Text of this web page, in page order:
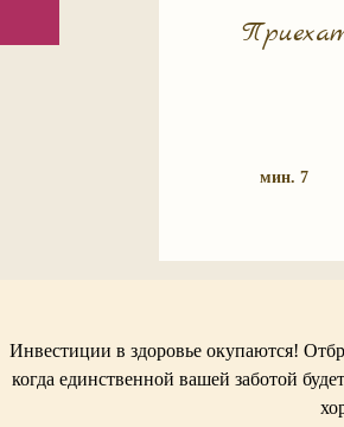
мин. 7
Инвестиции в здоровье окупаются!
когда единственной вашей заботой